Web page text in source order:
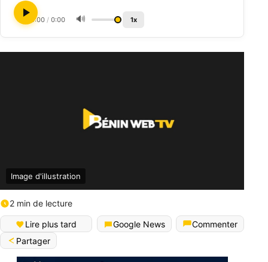
0:00 / 0:00 🔊 1x
Image d'illustration
2 min de lecture
Lire plus tard Google News
Commenter
Partager